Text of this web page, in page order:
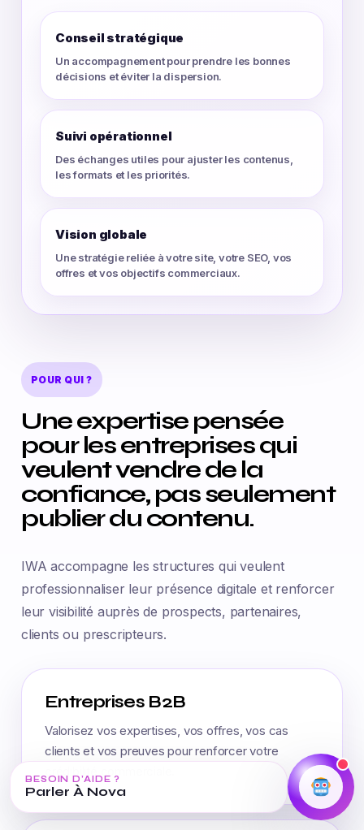
Conseil stratégique
Un accompagnement pour prendre les bonnes
décisions et éviter la dispersion.
Suivi opérationnel
Des échanges utiles pour ajuster les contenus,
les formats et les priorités.
Vision globale
Une stratégie reliée à votre site, votre SEO, vos
offres et vos objectifs commerciaux.
POUR QUI ?
Une expertise pensée
pour les entreprises qui
veulent vendre de la
confiance, pas seulement
publier du contenu.
IWA accompagne les structures qui veulent
professionnaliser leur présence digitale et renforcer
leur visibilité auprès de prospects, partenaires,
clients ou prescripteurs.
Entreprises B2B
Valorisez vos expertises, vos offres, vos cas
clients et vos preuves pour renforcer votre
BESOIN D’AIDE ?
Parler À Nova